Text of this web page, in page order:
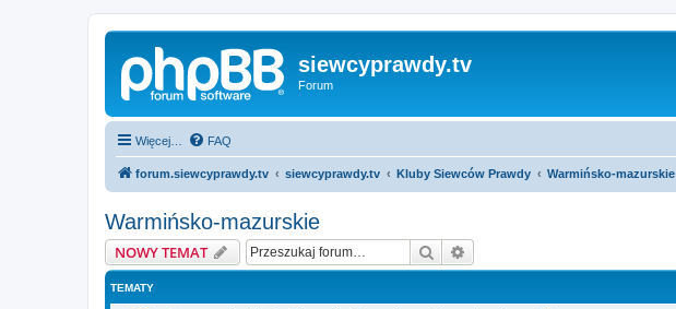
siewcyprawdy.tv
Forum
Więcej… FAQ
forum.siewcyprawdy.tv siewcyprawdy.tv Kluby Siewców Prawdy Warmińsko-mazurskie
Warmińsko-mazurskie
NOWY TEMAT Szukaj
TEMATY